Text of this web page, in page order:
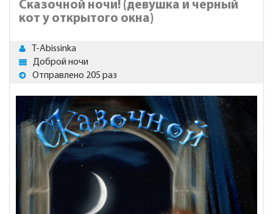
Сказочной ночи! (девушка и черный
кот у открытого окна)
T-Abissinka
Доброй ночи
Отправлено 205 раз